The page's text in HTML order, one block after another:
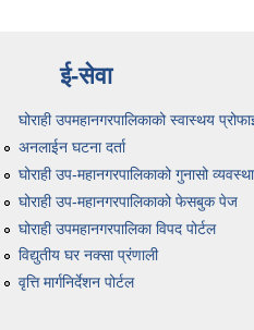
ई-सेवा
घोराही उपमहानगरपालिकाको स्वास्थय
अनलाईन घटना दर्ता
घोराही उप-महानगरपालिकाको गुनासो
घोराही उप-महानगरपालिकाको फेसबुक पेज
घोराही उपमहानगरपालिका विपद पोर्टल
विद्युतीय घर नक्सा प्रंणाली
वृत्ति मार्गनिर्देशन पोर्टल